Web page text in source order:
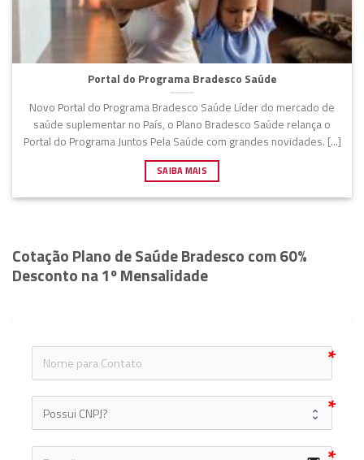
Portal do Programa Bradesco Saúde
Novo Portal do Programa Bradesco Saúde Líder do mercado de
saúde suplementar no País, o Plano Bradesco Saúde relança o
Portal do Programa Juntos Pela Saúde com grandes novidades. [...]
SAIBA MAIS
Cotação Plano de Saúde Bradesco com 60%
Desconto na 1º Mensalidade